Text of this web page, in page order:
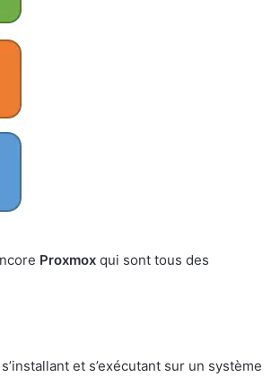
Proxmox qui sont tous des
et s’exécutant sur un système